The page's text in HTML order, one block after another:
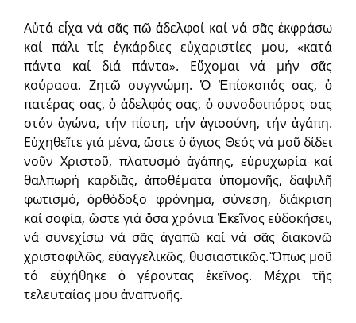
Αὐτά εἶχα νά σᾶς πῶ ἀδελφοί καί νά σᾶς ἐκφράσω
καί πάλι τίς ἐγκάρδιες εὐχαριστίες μου, «κατά
πάντα καί διά πάντα». Εὔχομαι νά μήν σᾶς
κούρασα. Ζητῶ συγγνώμη. Ὁ Ἐπίσκοπός σας, ὁ
πατέρας σας, ὁ ἀδελφός σας, ὁ συνοδοιπόρος σας
στόν ἀγώνα, τήν πίστη, τήν ἁγιοσύνη, τήν ἀγάπη.
Εὐχηθεῖτε γιά μένα, ὥστε ὁ ἅγιος Θεός νά μοῦ δίδει
νοῦν Χριστοῦ, πλατυσμό ἀγάπης, εὑρυχωρία καί
θαλπωρή καρδιᾶς, ἀποθέματα ὑπομονῆς, δαψιλῆ
φωτισμό, ὀρθόδοξο φρόνημα, σύνεση, διάκριση
καί σοφία, ὥστε γιά ὅσα χρόνια Ἐκεῖνος εὐδοκήσει,
νά συνεχίσω νά σᾶς ἀγαπῶ καί νά σᾶς διακονῶ
χριστοφιλῶς, εὐαγγελικῶς, θυσιαστικῶς. Ὅπως μοῦ
τό εὐχήθηκε ὁ γέροντας ἐκεῖνος. Μέχρι τῆς
τελευταίας μου ἀναπνοῆς.